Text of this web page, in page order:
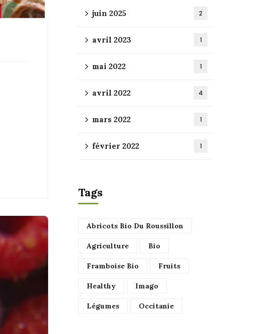
juin 2025 2
avril 2023 1
mai 2022 1
avril 2022 4
mars 2022 1
février 2022 1
Tags
Abricots Bio Du Roussillon
Agriculture Bio
Framboise Bio Fruits
Healthy Imago
Légumes Occitanie